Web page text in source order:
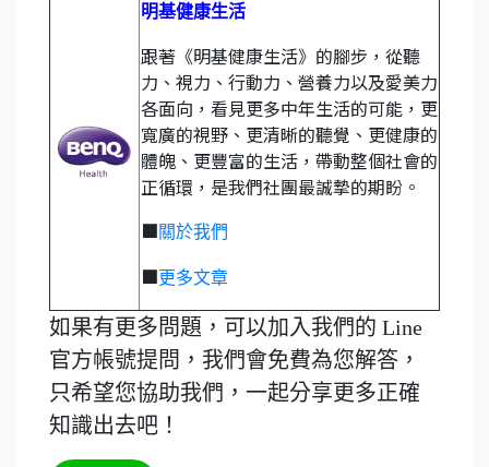
明基健康生活
跟著《明基健康生活》的腳步，從聽
力、視力、行動力、營養力以及愛美力
各面向，看見更多中年生活的可能，更
寬廣的視野、更清晰的聽覺、更健康的
體魄、更豐富的生活，帶動整個社會的
正循環，是我們社團最誠摯的期盼。
■關於我們
■更多文章
如果有更多問題，可以加入我們的 Line
官方帳號提問，我們會免費為您解答，
只希望您協助我們，一起分享更多正確
知識出去吧！